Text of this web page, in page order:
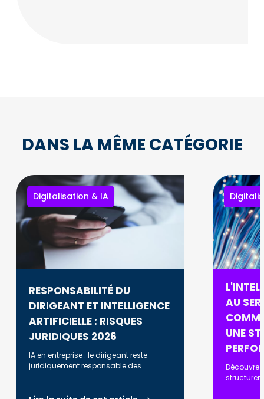
DANS LA MÊME CATÉGORIE
Digitalisation & IA
RESPONSABILITÉ DU
DIRIGEANT ET INTELLIGENCE
ARTIFICIELLE : RISQUES
JURIDIQUES 2026
IA en entreprise : le dirigeant reste
juridiquement responsable des
AU
UNE
structurer